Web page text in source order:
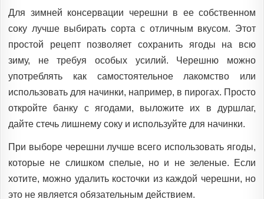
Для зимней консервации черешни в ее собственном
соку лучше выбирать сорта с отличным вкусом. Этот
простой рецепт позволяет сохранить ягоды на всю
зиму, не требуя особых усилий. Черешню можно
употреблять как самостоятельное лакомство или
использовать для начинки, например, в пирогах. Просто
откройте банку с ягодами, выложите их в дуршлаг,
дайте стечь лишнему соку и используйте для начинки.
При выборе черешни лучше всего использовать ягоды,
которые не слишком спелые, но и не зеленые. Если
хотите, можно удалить косточки из каждой черешни, но
это не является обязательным действием.